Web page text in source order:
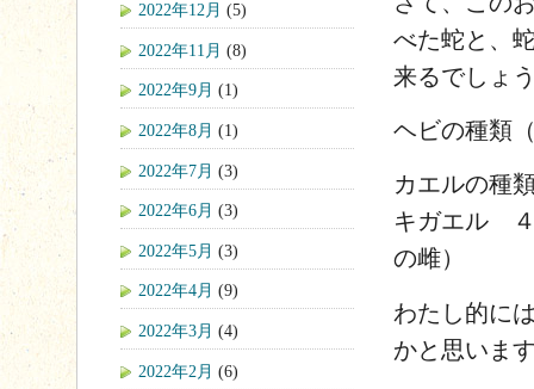
べた蛇と、
来るでしょ
ヘビの種
カエルの
キガエル
の雌）
わたし的に
かと思いま
2022年12月 (5)
2022年11月 (8)
2022年9月 (1)
2022年8月 (1)
2022年7月 (3)
2022年6月 (3)
2022年5月 (3)
2022年4月 (9)
2022年3月 (4)
2022年2月 (6)